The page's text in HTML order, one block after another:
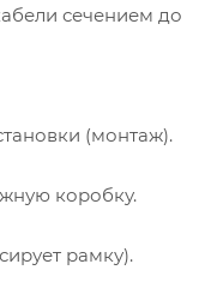
сечением до
(монтаж).
коробку.
рамку).